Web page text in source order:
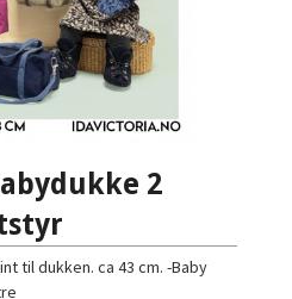
2
til dukken. ca 43 cm. -Baby